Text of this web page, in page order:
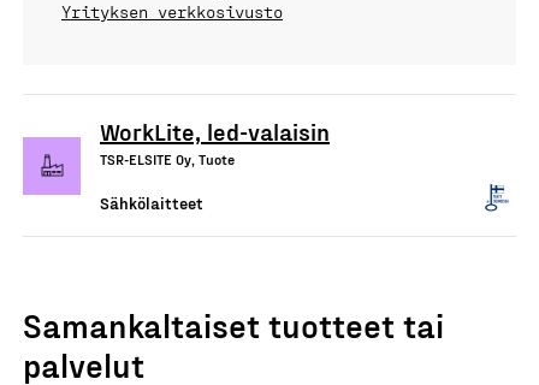
Yrityksen verkkosivusto
WorkLite, led-valaisin
TSR-ELSITE Oy, Tuote
Sähkölaitteet
Samankaltaiset tuotteet tai
palvelut